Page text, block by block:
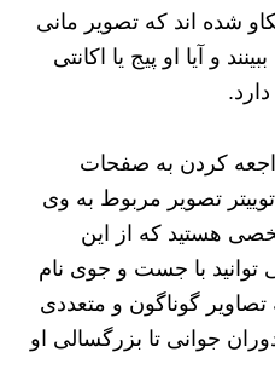
شده اند که تصویر مانی
و آیا او پیج یا اکانتی
کردن به صفحات
توییتر تصویر مربوط به وی
هستید که از این
توانید با جست و جوی نام
گوناگون و متعددی
جوانی تا بزرگسالی او